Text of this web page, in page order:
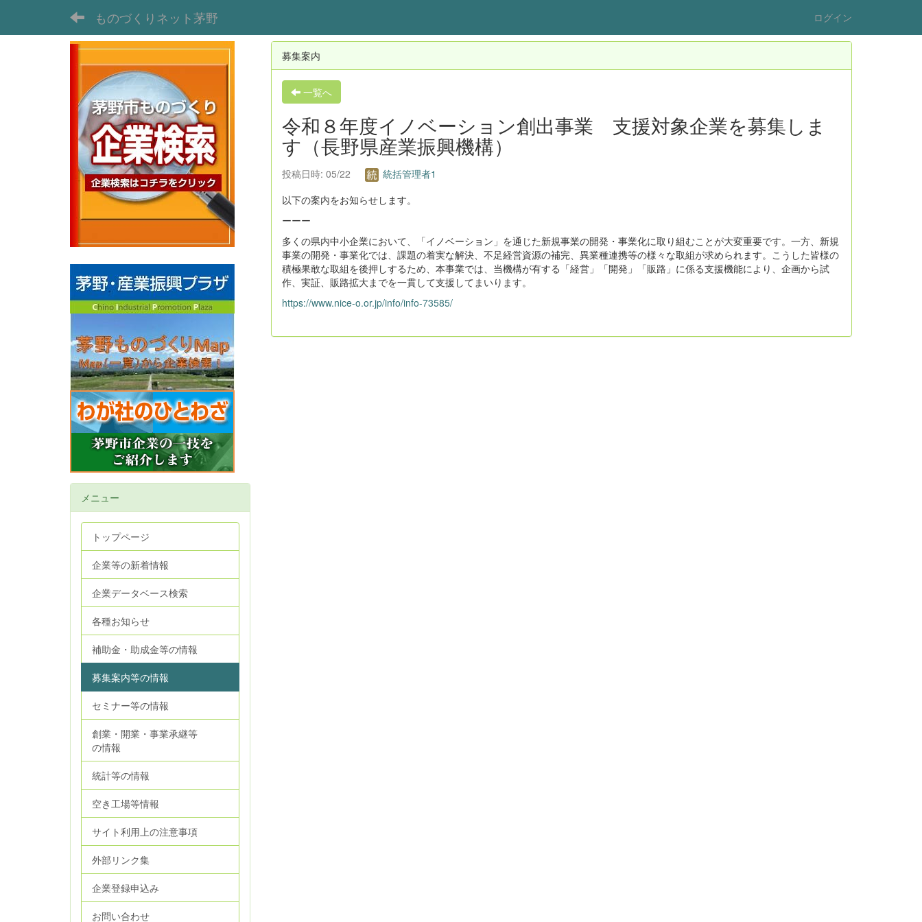
ものづくりネット茅野 ログイン
募集案内
一覧へ
令和８年度イノベーション創出事業 支援対象企業を募集しま
す（長野県産業振興機構）
投稿日時: 05/22
統括管理者1
以下の案内をお知らせします。
ーーー
多くの県内中小企業において、「イノベーション」を通じた新規事業の開発・事業化に取り組むことが大変重要です。一方、新規
事業の開発・事業化では、課題の着実な解決、不足経営資源の補完、異業種連携等の様々な取組が求められます。こうした皆様の
積極果敢な取組を後押しするため、本事業では、当機構が有する「経営」「開発」「販路」に係る支援機能により、企画から試
作、実証、販路拡大までを一貫して支援してまいります。
https://www.nice-o.or.jp/info/info-73585/
メニュー
トップページ
企業等の新着情報
企業データベース検索
各種お知らせ
補助金・助成金等の情報
募集案内等の情報
セミナー等の情報
創業・開業・事業承継等
の情報
統計等の情報
空き工場等情報
サイト利用上の注意事項
外部リンク集
企業登録申込み
お問い合わせ